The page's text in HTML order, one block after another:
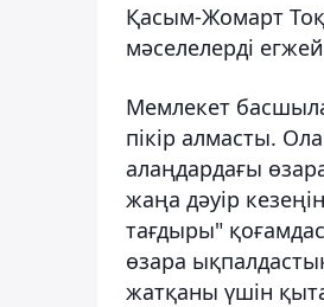
Қасым-Жомарт
мәселелерді
Мемлекет
пікір алмасты.
алаңдардағы
жаңа дәуір
тағдыры"
өзара
жатқаны үшін